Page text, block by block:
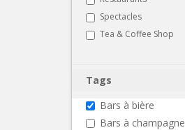
Spectacles
Tea & Coffee Shop
Tags
Bars à bière
Bars à champagne